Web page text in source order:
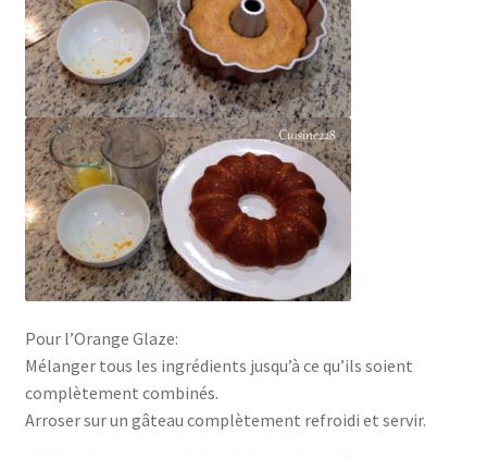
Pour l’Orange Glaze:
Mélanger tous les ingrédients jusqu’à ce qu’ils soient
complètement combinés.
Arroser sur un gâteau complètement refroidi et servir.